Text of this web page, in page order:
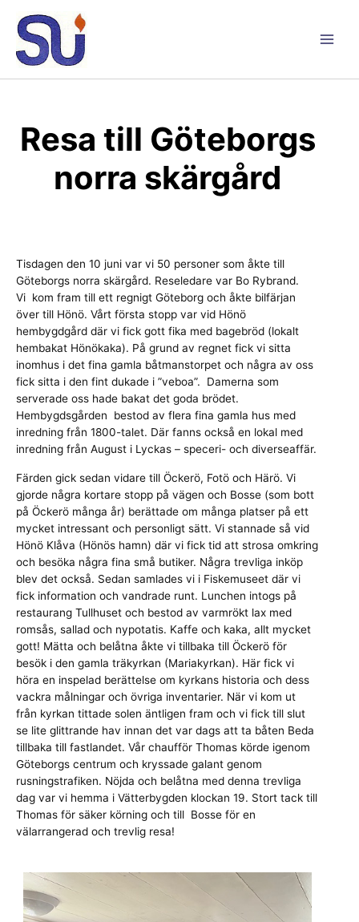
innehåll
Resa till Göteborgs
norra skärgård
Tisdagen den 10 juni var vi 50 personer som åkte till
Göteborgs norra skärgård. Reseledare var Bo Rybrand.
Vi kom fram till ett regnigt Göteborg och åkte bilfärjan
över till Hönö. Vårt första stopp var vid Hönö
hembygdgård där vi fick gott fika med bagebröd (lokalt
hembakat Hönökaka). På grund av regnet fick vi sitta
inomhus i det fina gamla båtmanstorpet och några av oss
fick sitta i den fint dukade i ”veboa”. Damerna som
serverade oss hade bakat det goda brödet.
Hembygdsgården bestod av flera fina gamla hus med
inredning från 1800-talet. Där fanns också en lokal med
inredning från August i Lyckas – speceri- och diverseaffär.
Färden gick sedan vidare till Öckerö, Fotö och Härö. Vi
gjorde några kortare stopp på vägen och Bosse (som bott
på Öckerö många år) berättade om många platser på ett
mycket intressant och personligt sätt. Vi stannade så vid
Hönö Klåva (Hönös hamn) där vi fick tid att strosa omkring
och besöka några fina små butiker. Några trevliga inköp
blev det också. Sedan samlades vi i Fiskemuseet där vi
fick information och vandrade runt. Lunchen intogs på
restaurang Tullhuset och bestod av varmrökt lax med
romsås, sallad och nypotatis. Kaffe och kaka, allt mycket
gott! Mätta och belåtna åkte vi tillbaka till Öckerö för
besök i den gamla träkyrkan (Mariakyrkan). Här fick vi
höra en inspelad berättelse om kyrkans historia och dess
vackra målningar och övriga inventarier. När vi kom ut
från kyrkan tittade solen äntligen fram och vi fick till slut
se lite glittrande hav innan det var dags att ta båten Beda
tillbaka till fastlandet. Vår chaufför Thomas körde igenom
Göteborgs centrum och kryssade galant genom
rusningstrafiken. Nöjda och belåtna med denna trevliga
dag var vi hemma i Vätterbygden klockan 19. Stort tack till
Thomas för säker körning och till Bosse för en
välarrangerad och trevlig resa!